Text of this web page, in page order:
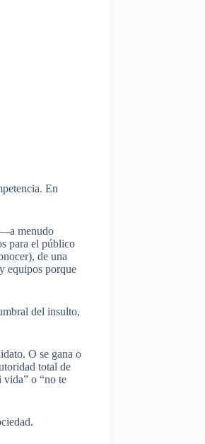
En
—a menudo
para el público
de una
equipos porque
del insulto,
O se gana o
total de
vida” o “no te